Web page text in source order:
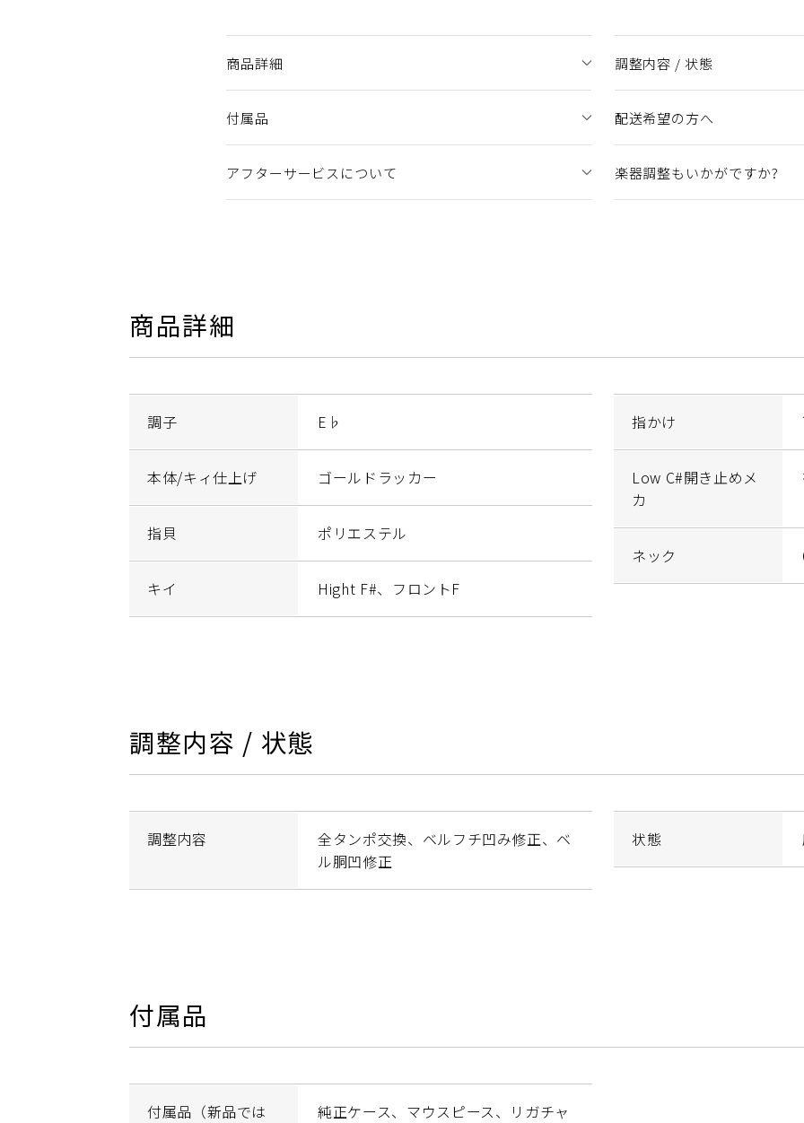
商品詳細 調整内容 / 状態
付属品 配送希望の方へ
アフターサービスについて 楽器調整もいかがですか?
商品詳細
調子 E♭
本体/キィ仕上げ ゴールドラッカー
指貝 ポリエステル
キイ Hight F#、フロントF
指かけ
Low C#開き止めメ
カ
ネック
調整内容 / 状態
調整内容
全タンポ交換、ベルフチ凹み修正、ベ
ル胴凹修正
状態
付属品
付属品（新品では
純正ケース、マウスピース、リガチャ